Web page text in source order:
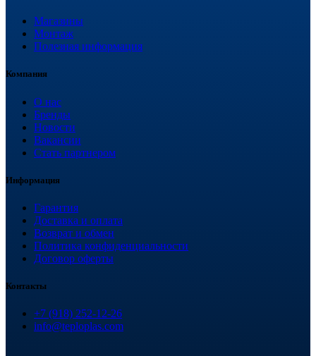
Магазины
Монтаж
Полезная информация
Компания
О нас
Бренды
Новости
Вакансии
Стать партнером
Информация
Гарантия
Доставка и оплата
Возврат и обмен
Политика конфиденциальности
Договор оферты
Контакты
+7 (918) 252-12-26
info@teploplas.com